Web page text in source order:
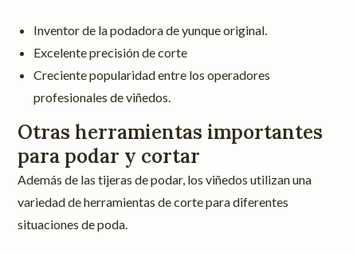
Inventor de la podadora de yunque original.
Excelente precisión de corte
Creciente popularidad entre los operadores
profesionales de viñedos.
Otras herramientas importantes
para podar y cortar
Además de las tijeras de podar, los viñedos utilizan una
variedad de herramientas de corte para diferentes
situaciones de poda.